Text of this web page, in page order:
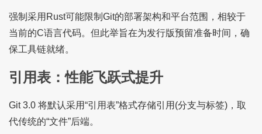
强制采用Rust可能限制Git的部署架构和平台范围，相较于
当前的C语言代码。但此举旨在为发行版预留准备时间，确
保工具链就绪。
引用表：性能飞跃式提升
Git 3.0 将默认采用“引用表”格式存储引用(分支与标签)，取
代传统的“文件”后端。